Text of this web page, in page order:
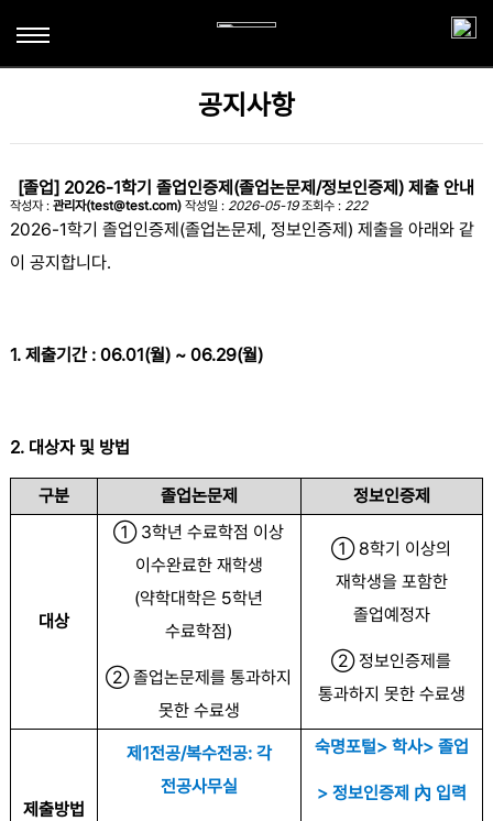
학과소개
전공소개
연혁
교수진
학과활동
학생활동
해외연수프로그램
게시판
공지사항
TestDaF시험센터
공지사항
[졸업] 2026-1학기 졸업인증제(졸업논문제/정보인증제) 제출 안내
작성자 : 관리자(test@test.com) 작성일 : 2026-05-19 조회수 : 222
2026-1학기 졸업인증제(졸업논문제, 정보인증제) 제출을 아래와 같
이 공지합니다.
1. 제출기간 : 06.01(월) ~ 06.29(월)
2. 대상자 및 방법
구분 졸업논문제 정보인증제
대상
① 3학년 수료학점 이상
이수완료한 재학생
(약학대학은 5학년
수료학점)
②졸업논문제를 통과하지
못한 수료생
① 8학기 이상의
재학생을 포함한
졸업예정자
②정보인증제를
통과하지 못한 수료생
제출방법
제 1전공/복수전공: 각
전공사무실
숙명포털> 학사> 졸업
> 정보인증제 內 입력